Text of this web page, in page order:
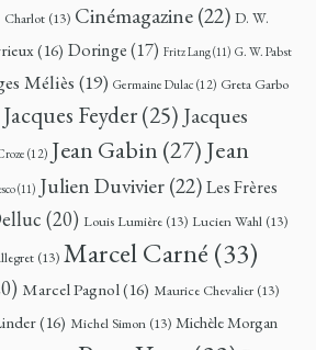
Charlot (13) Cinémagazine(22) D. W.
(16) Doringe(17) Fritz Lang(11) G. W. Pabst
Méliès (19) Germaine Dulac (12) Greta Garbo
Jacques Feyder(25) Jacques
(12) Jean Gabin (27) Jean
(11) Julien Duvivier(22)Les Frères
(20) Louis Lumière (13) Lucien Wahl (13)
(13) Marcel Carné (33)
Marcel Pagnol(16) Maurice Chevalier (13)
(16) Michel Simon (13) Michèle Morgan